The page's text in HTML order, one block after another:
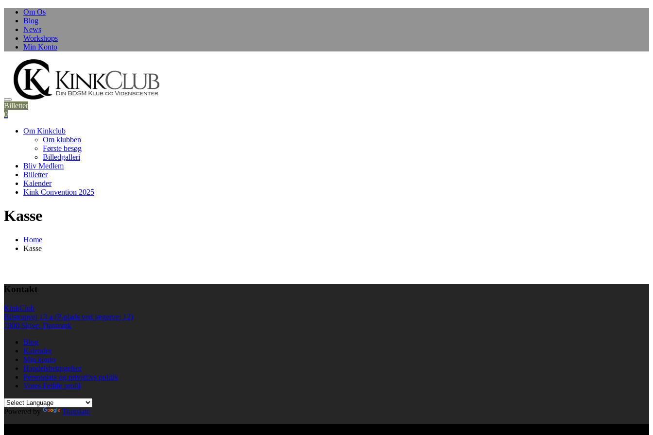
Skip
content
Om Os
Blog
News
Workshops
Min Konto
Billetter
0
Om Kinkclub
Om klubben
Første besøg
Billedgalleri
Bliv Medlem
Billetter
Kalender
Kink Convention 2025
Kasse
Home
Kasse
Kontakt
KinkClub
Bilstrupvej 13 a (P-plads ved jægervej 12)
7800 Skive, Danmark
Blog
Kalender
Min konto
Handelsbetingelser
Persondata og privatlivs politik
Vores Fetlife profil
Powered by
Translate